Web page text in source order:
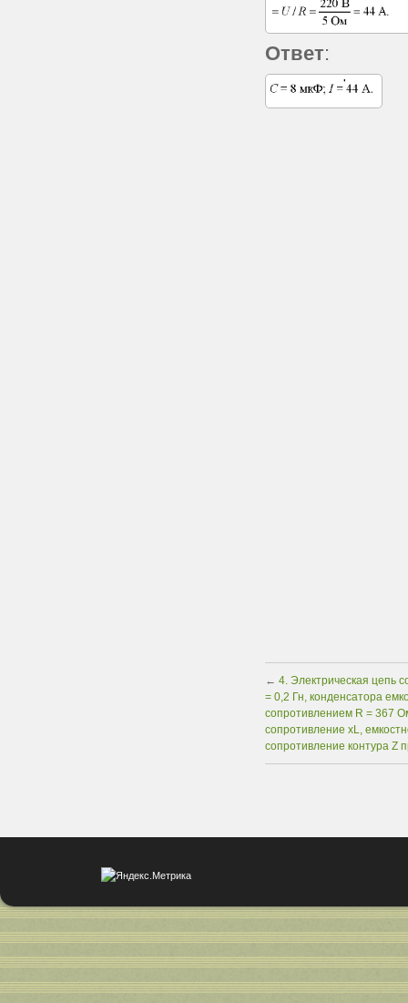
Ответ:
← 4. Электрическая цепь
= 0,2 Гн, конденсатора
сопротивлением R = 367
сопротивление xL,
сопротивление контура Z